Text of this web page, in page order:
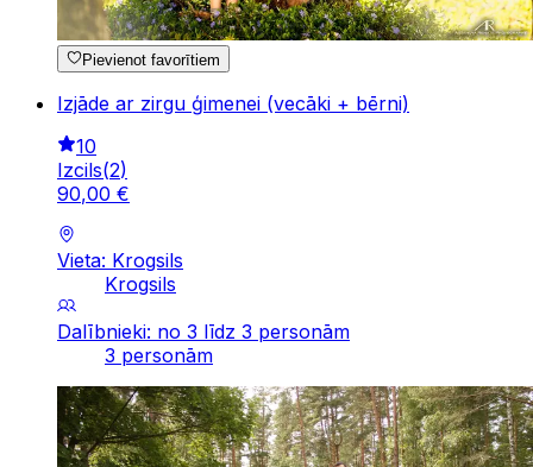
Pievienot favorītiem
Izjāde ar zirgu ģimenei (vecāki + bērni)
10
Izcils(2)
90,00 €
Vieta: Krogsils
Krogsils
Dalībnieki: no 3 līdz 3 personām
3 personām